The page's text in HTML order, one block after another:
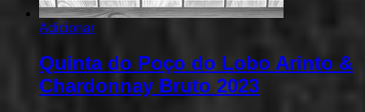
Adicionar
Quinta do Poço do Lobo Arinto &
Chardonnay Bruto 2023